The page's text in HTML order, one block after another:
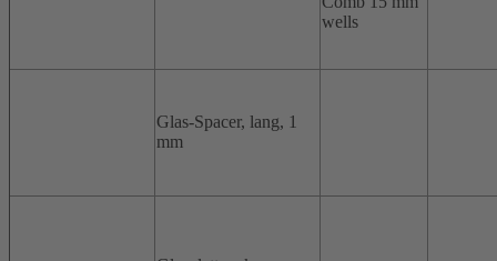
Glas-Spacer, lang, 1
mm